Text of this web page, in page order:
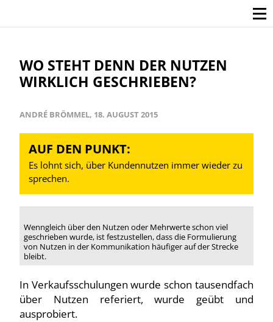
WO STEHT DENN DER NUTZEN
WIRKLICH GESCHRIEBEN?
ANDRÉ BRÖMMEL, 18. AUGUST 2015
AUF DEN PUNKT:
Es lohnt sich, über Kundennutzen immer wieder zu
sprechen.
Wenngleich über den Nutzen oder Mehrwerte schon viel
geschrieben wurde, ist festzustellen, dass die Formulierung
von Nutzen in der Kommunikation häufiger auf der Strecke
bleibt.
In Verkaufsschulungen wurde schon tausendfach
über Nutzen referiert, wurde geübt und
ausprobiert.